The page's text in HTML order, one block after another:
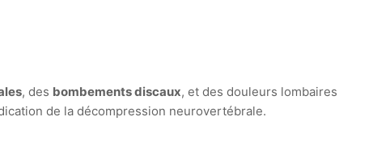
, des bombements discaux, et des douleurs lombaires
de la décompression neurovertébrale.